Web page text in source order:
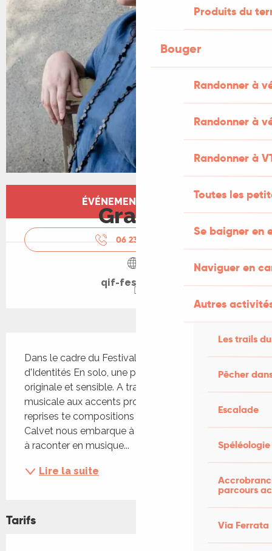
Produits du
Bouger
Randonner à
Randonner à
Randonner à
Toutes les
Se baigner en
Naviguer en
Autres
Les trails
Pêcher
Escalade
Spéléologie
parcours
Via Ferrata
Ouverture et coordonnées
ÉVÉNEMENT TERMINÉ
Gratuit
06 23 08 12
qif-festival.fr
Dans le cadre du Festival de film Questions
d'Identités En solo, une proposition musicale
originale et sensible. A travers une balade
musicale aux accents proches et lointains, mêlant
reprises te compositions personnelles, Lola
Calvet nous embarque à la découverte d'histoires
à raconter en musique...
Lire la suite
Tarifs